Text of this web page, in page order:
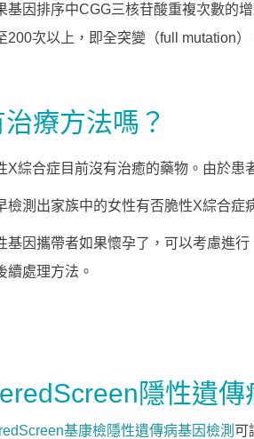
基因排序中CGG三核苷酸重複次數的
200次以上， 即全突變（full mutation）
治療方法嗎？
X綜合症目前沒有治癒的藥物。由於患
檢測出家族中的女性有否脆性X綜合症
基因攜帶者如果懷孕了， 可以考慮進行
續處理方法。
隱性遺傳
基康檢隱性遺傳病基因檢測 可